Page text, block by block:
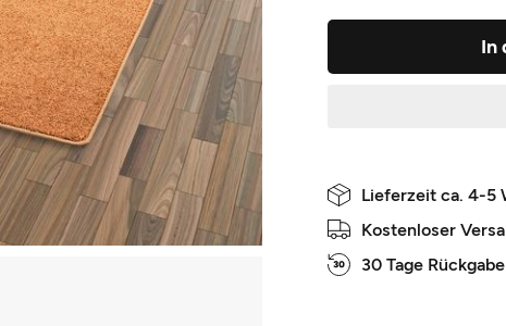
In
Lieferzeit ca. 4-5
Kostenloser
30 Tage